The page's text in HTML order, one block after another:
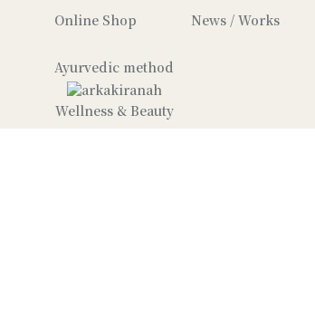
Online Shop News / Works
Ayurvedic method
Wellness & Beauty